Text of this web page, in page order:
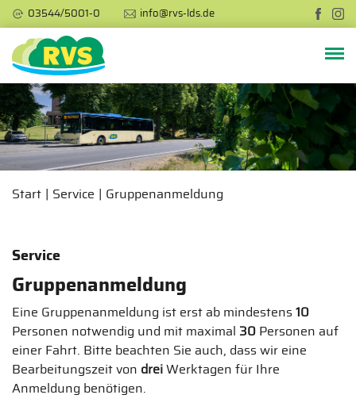
03544/5001-0 info@rvs-lds.de
Start Service Gruppenanmeldung
Service
Gruppenanmeldung
Eine Gruppenanmeldung ist erst ab mindestens 10
Personen notwendig und mit maximal 30 Personen auf
einer Fahrt. Bitte beachten Sie auch, dass wir eine
Bearbeitungszeit von drei Werktagen für Ihre
Anmeldung benötigen.